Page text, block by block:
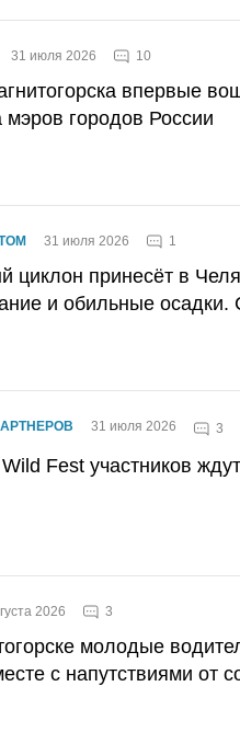
31 июля 2026 10
впервые
мэров городов России
31 июля 2026 1
циклон принесёт в
и обильные осадки.
31 июля 2026 3
Fest участников
2026 3
молодые
с напутствиями от